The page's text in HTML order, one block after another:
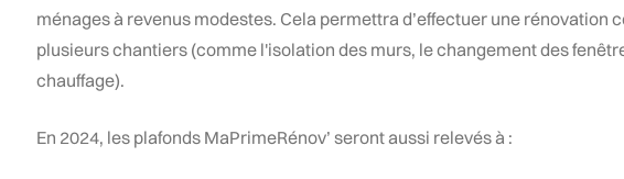
ménages à revenus modestes. Cela permettra d’effectuer une rénovation
plusieurs chantiers (comme l'isolation des murs, le changement des
chauffage).
En 2024, les plafonds MaPrimeRénov’ seront aussi relevés à :